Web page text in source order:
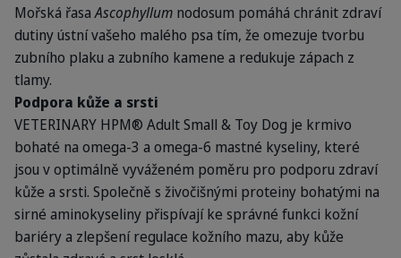
Mořská řasaAscophyllum nodosum pomáhá chránit zdraví
dutiny ústní vašeho malého psa tím, že omezuje tvorbu
zubního plaku a zubního kamene a redukuje zápach z
tlamy.
Podpora kůže a srsti
VETERINARY HPM® Adult Small & Toy Dog je krmivo
bohaté na omega-3 a omega-6 mastné kyseliny, které
jsou v optimálně vyváženém poměru pro podporu zdraví
kůže a srsti. Společně s živočišnými proteiny bohatými na
sirné aminokyseliny přispívají ke správné funkci kožní
bariéry a zlepšení regulace kožního mazu, aby kůže